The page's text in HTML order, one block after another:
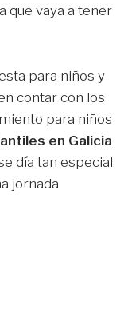
que vaya a tener
para niños y
contar con los
para niños
en Galicia
día tan especial
jornada